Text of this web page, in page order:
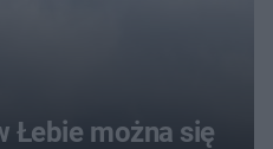
Łebie można się